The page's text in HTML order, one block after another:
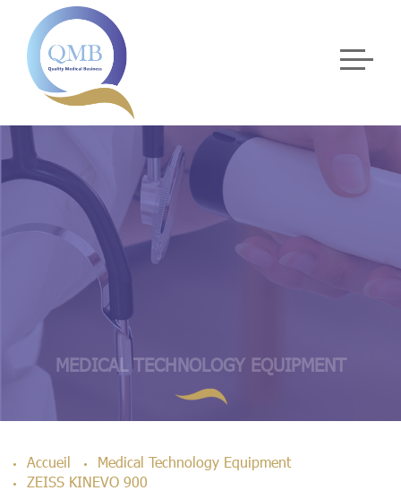
MEDICAL TECHNOLOGY EQUIPMENT
Accueil
Medical Technology Equipment
ZEISS KINEVO 900